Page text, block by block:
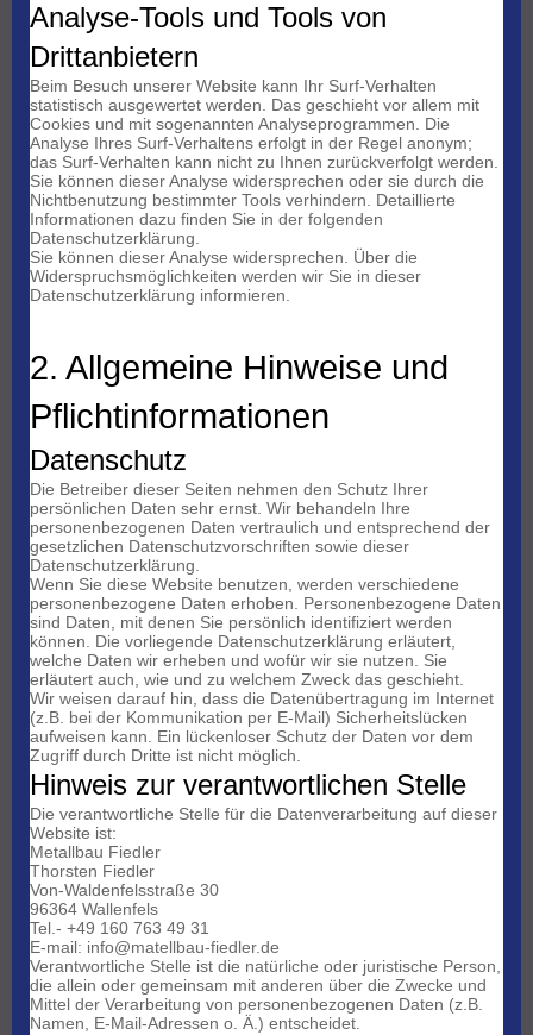
Analyse-Tools und Tools von
Drittanbietern
Beim Besuch unserer Website kann Ihr Surf-Verhalten
statistisch ausgewertet werden. Das geschieht vor allem mit
Cookies und mit sogenannten Analyseprogrammen. Die
Analyse Ihres Surf-Verhaltens erfolgt in der Regel anonym;
das Surf-Verhalten kann nicht zu Ihnen zurückverfolgt werden.
Sie können dieser Analyse widersprechen oder sie durch die
Nichtbenutzung bestimmter Tools verhindern. Detaillierte
Informationen dazu finden Sie in der folgenden
Datenschutzerklärung.
Sie können dieser Analyse widersprechen. Über die
Widerspruchsmöglichkeiten werden wir Sie in dieser
Datenschutzerklärung informieren.
2. Allgemeine Hinweise und
Pflichtinformationen
Datenschutz
Die Betreiber dieser Seiten nehmen den Schutz Ihrer
persönlichen Daten sehr ernst. Wir behandeln Ihre
personenbezogenen Daten vertraulich und entsprechend der
gesetzlichen Datenschutzvorschriften sowie dieser
Datenschutzerklärung.
Wenn Sie diese Website benutzen, werden verschiedene
personenbezogene Daten erhoben. Personenbezogene Daten
sind Daten, mit denen Sie persönlich identifiziert werden
können. Die vorliegende Datenschutzerklärung erläutert,
welche Daten wir erheben und wofür wir sie nutzen. Sie
erläutert auch, wie und zu welchem Zweck das geschieht.
Wir weisen darauf hin, dass die Datenübertragung im Internet
(z.B. bei der Kommunikation per E-Mail) Sicherheitslücken
aufweisen kann. Ein lückenloser Schutz der Daten vor dem
Zugriff durch Dritte ist nicht möglich.
Hinweis zur verantwortlichen Stelle
Die verantwortliche Stelle für die Datenverarbeitung auf dieser
Website ist:
Metallbau Fiedler
Thorsten Fiedler
Von-Waldenfelsstraße 30
96364 Wallenfels
Tel.- +49 160 763 49 31
E-mail: info@matellbau-fiedler.de
Verantwortliche Stelle ist die natürliche oder juristische Person,
die allein oder gemeinsam mit anderen über die Zwecke und
Mittel der Verarbeitung von personenbezogenen Daten (z.B.
Namen, E-Mail-Adressen o. Ä.) entscheidet.